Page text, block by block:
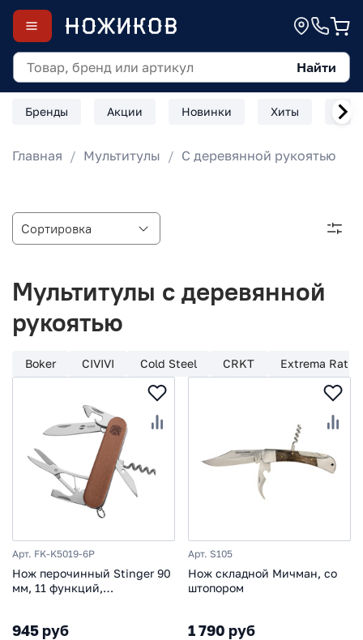
Найти
Бренды Акции Новинки Хиты
Главная Мультитулы С деревянной рукоятью
Мультитулы с деревянной
рукоятью
Boker CIVIVI Cold Steel CRKT Extrema Ratio
Арт. FK-K5019-6P
Нож перочинный Stinger 90
мм, 11 функций,
945 руб
Арт. S105
Нож складной Мичман, со
штопором
1 790 руб